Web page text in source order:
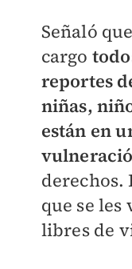
Señaló
cargo
reportes
niñas,
están en
que se
libres de